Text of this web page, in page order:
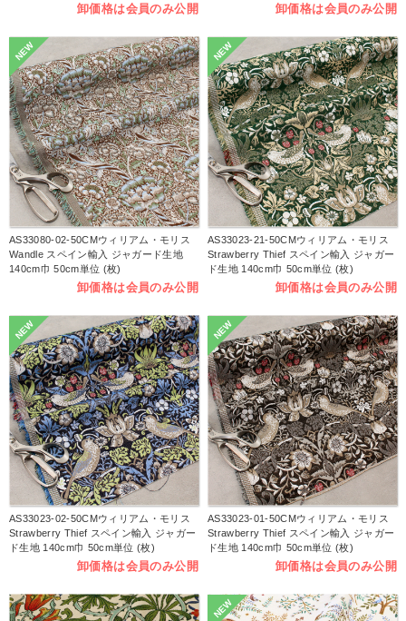
卸価格は会員のみ公開 卸価格は会員のみ公開
NEW
AS33080-02-50CMウィリアム・モリス
Wandle スペイン輸入 ジャガード生地
140cm巾 50cm単位 (枚)
卸価格は会員のみ公開
NEW
AS33023-21-50CMウィリアム・モリス
Strawberry Thief スペイン輸入 ジャガー
ド生地 140cm巾 50cm単位 (枚)
卸価格は会員のみ公開
NEW
AS33023-02-50CMウィリアム・モリス
Strawberry Thief スペイン輸入 ジャガー
ド生地 140cm巾 50cm単位 (枚)
卸価格は会員のみ公開
NEW
AS33023-01-50CMウィリアム・モリス
Strawberry Thief スペイン輸入 ジャガー
ド生地 140cm巾 50cm単位 (枚)
卸価格は会員のみ公開
NEW